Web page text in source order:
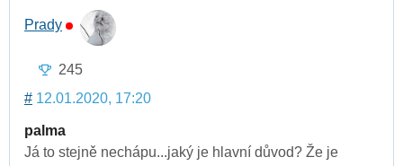
Prady
245
# 12.01.2020, 17:20
palma
Já to stejně nechápu...jaký je hlavní důvod? Že je